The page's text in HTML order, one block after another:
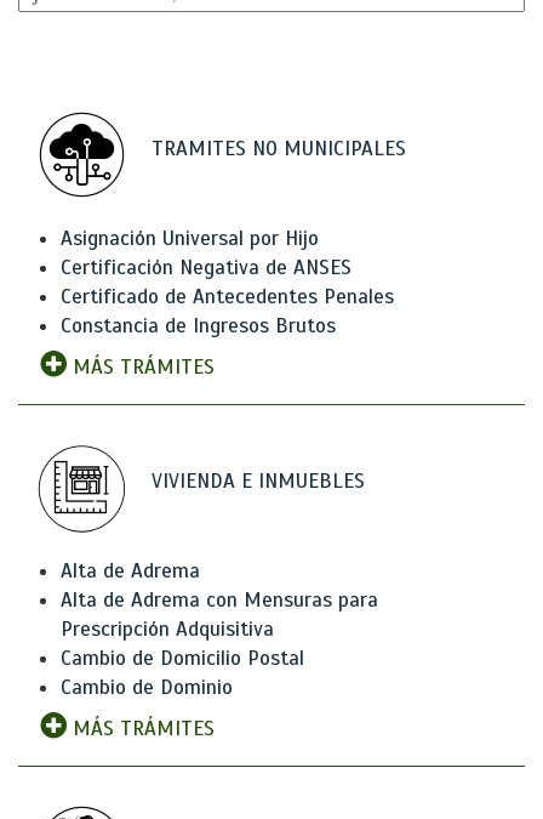
TRAMITES NO MUNICIPALES
Asignación Universal por Hijo
Certificación Negativa de ANSES
Certificado de Antecedentes Penales
Constancia de Ingresos Brutos
MÁS TRÁMITES
VIVIENDA E INMUEBLES
Alta de Adrema
Alta de Adrema con Mensuras para
Prescripción Adquisitiva
Cambio de Domicilio Postal
Cambio de Dominio
MÁS TRÁMITES